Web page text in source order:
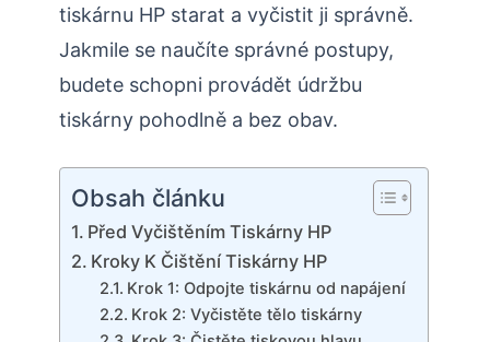
tiskárnu HP starat a vyčistit ji správně.
Jakmile se naučíte správné postupy,
budete schopni provádět údržbu
tiskárny pohodlně a bez obav.
Obsah článku
Před Vyčištěním Tiskárny HP
Kroky K Čištění Tiskárny HP
Krok 1: Odpojte tiskárnu od napájení
Krok 2: Vyčistěte tělo tiskárny